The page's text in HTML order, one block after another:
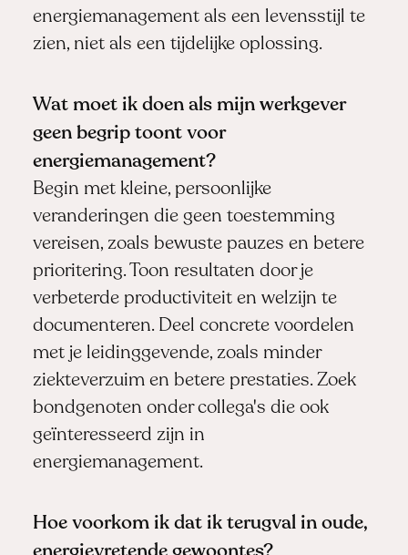
energiemanagement als een levensstijl te
zien, niet als een tijdelijke oplossing.
Wat moet ik doen als mijn werkgever
geen begrip toont voor
energiemanagement?
Begin met kleine, persoonlijke
veranderingen die geen toestemming
vereisen, zoals bewuste pauzes en betere
prioritering. Toon resultaten door je
verbeterde productiviteit en welzijn te
documenteren. Deel concrete voordelen
met je leidinggevende, zoals minder
ziekteverzuim en betere prestaties. Zoek
bondgenoten onder collega's die ook
geïnteresseerd zijn in
energiemanagement.
Hoe voorkom ik dat ik terugval in oude,